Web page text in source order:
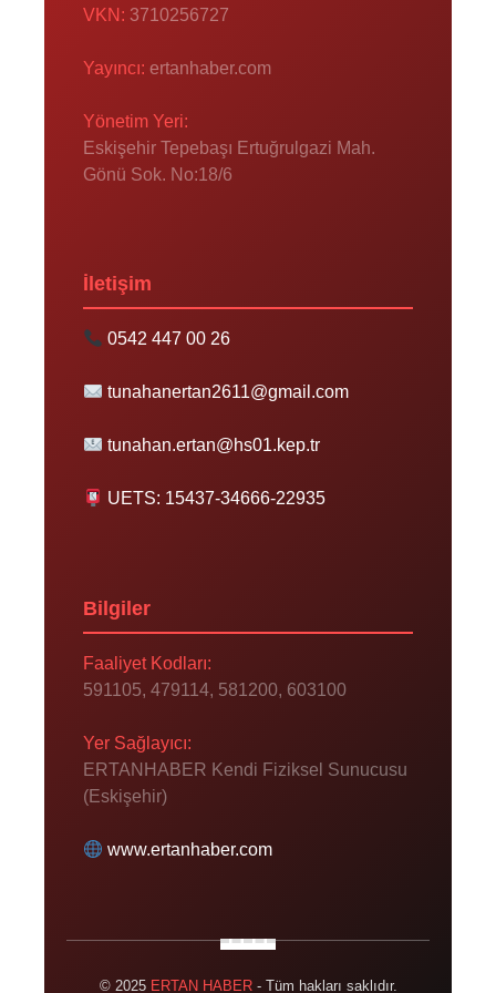
VKN: 3710256727
Yayıncı: ertanhaber.com
Yönetim Yeri:
Eskişehir Tepebaşı Ertuğrulgazi Mah.
Gönü Sok. No:18/6
İletişim
0542 447 00 26
tunahanertan2611@gmail.com
tunahan.ertan@hs01.kep.tr
UETS: 15437-34666-22935
Bilgiler
Faaliyet Kodları:
591105, 479114, 581200, 603100
Yer Sağlayıcı:
ERTANHABER Kendi Fiziksel Sunucusu
(Eskişehir)
www.ertanhaber.com
© 2025 ERTAN HABER- Tüm hakları saklıdır.